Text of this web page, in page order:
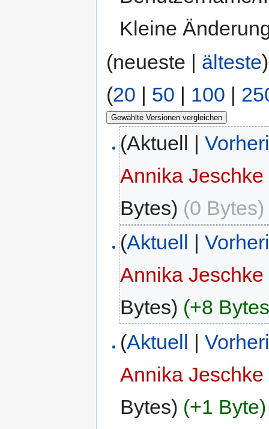
Kleine
(neueste | älteste
(20 | 50 | 100 |
(Aktuell |
Annika Jeschke
Bytes) (0 Bytes)
(Aktuell |
Annika Jeschke
Bytes) (+8
(Aktuell |
Annika Jeschke
Bytes) (+1 Byte)